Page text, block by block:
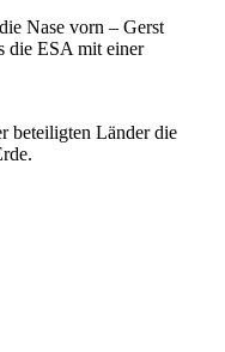
Nase vorn – Gerst
die ESA mit einer
beteiligten Länder die